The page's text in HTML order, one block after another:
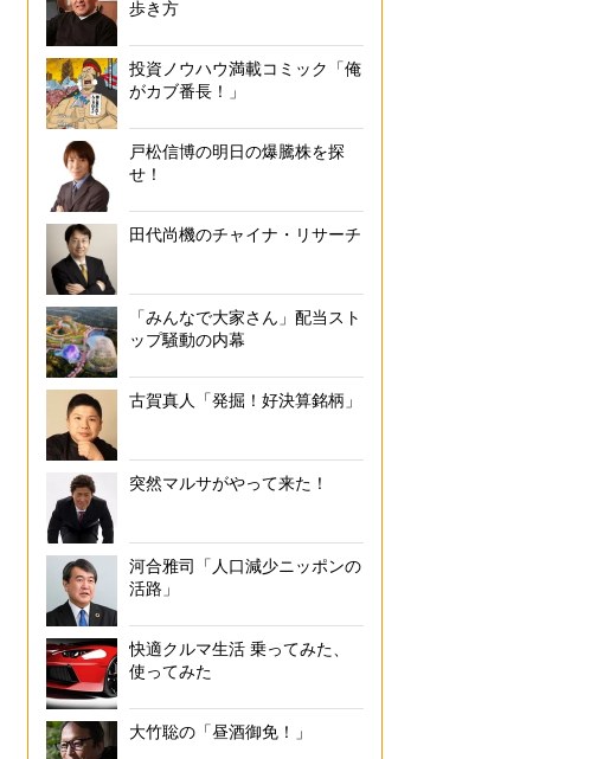
歩き方
投資ノウハウ満載コミック「俺
がカブ番長！」
戸松信博の明日の爆騰株を探
せ！
田代尚機のチャイナ・リサーチ
「みんなで大家さん」配当スト
ップ騒動の内幕
古賀真人「発掘！好決算銘柄」
突然マルサがやって来た！
河合雅司「人口減少ニッポンの
活路」
快適クルマ生活 乗ってみた、
使ってみた
大竹聡の「昼酒御免！」